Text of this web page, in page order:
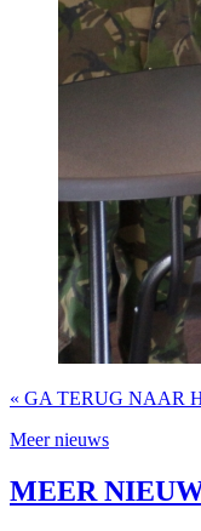
« GA TERUG NAAR
Meer nieuws
MEER